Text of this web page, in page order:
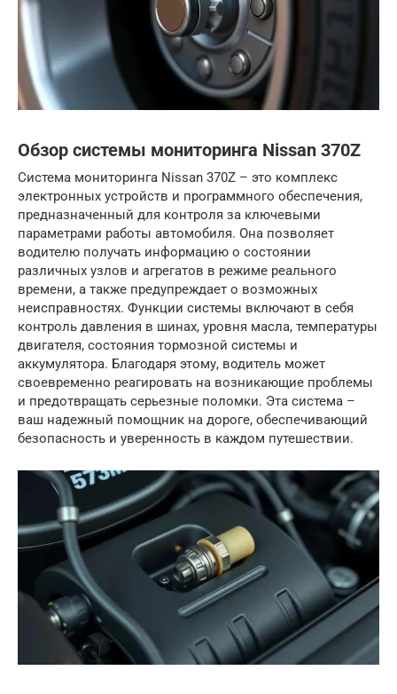
Обзор системы мониторинга Nissan 370Z
Система мониторинга Nissan 370Z – это комплекс
электронных устройств и программного обеспечения,
предназначенный для контроля за ключевыми
параметрами работы автомобиля. Она позволяет
водителю получать информацию о состоянии
различных узлов и агрегатов в режиме реального
времени, а также предупреждает о возможных
неисправностях. Функции системы включают в себя
контроль давления в шинах, уровня масла, температуры
двигателя, состояния тормозной системы и
аккумулятора. Благодаря этому, водитель может
своевременно реагировать на возникающие проблемы
и предотвращать серьезные поломки. Эта система –
ваш надежный помощник на дороге, обеспечивающий
безопасность и уверенность в каждом путешествии.